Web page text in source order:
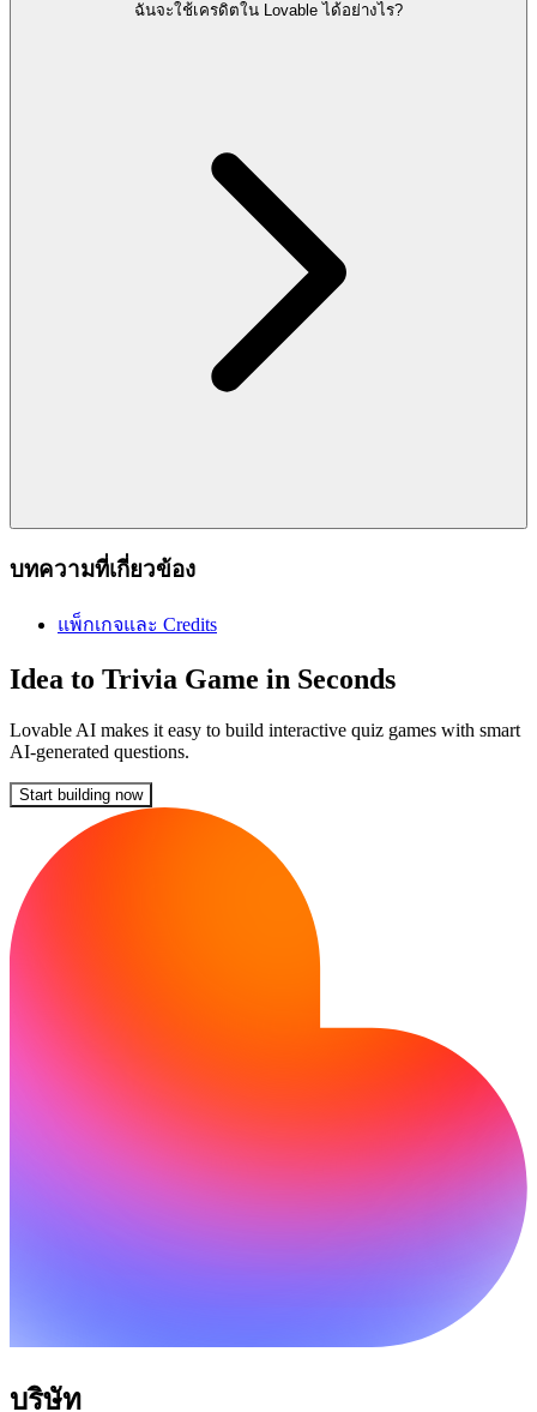
ฉันจะใช้เครดิตใน Lovable ได้อย่างไร?
บทความที่เกี่ยวข้อง
แพ็กเกจและ Credits
Idea to Trivia Game in Seconds
Lovable AI makes it easy to build interactive quiz games with smart
AI-generated questions.
Start building now
บริษัท